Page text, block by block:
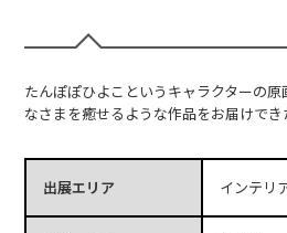
たんぽぽひよこというキャラクターの
なさまを癒せるような作品をお届けでき
出展エリア インテリ